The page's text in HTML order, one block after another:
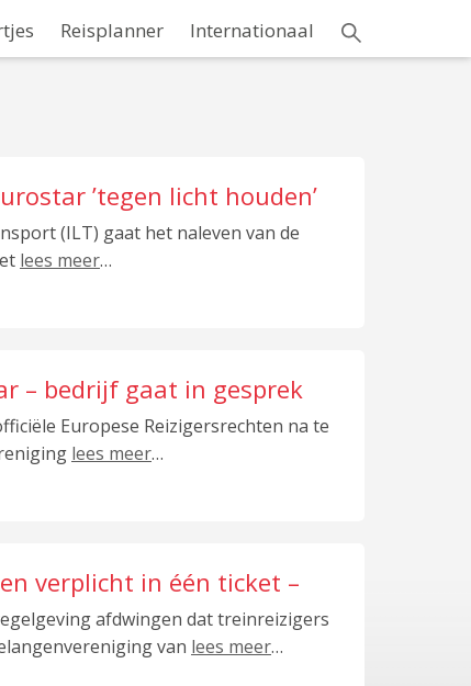
Reisplanner Internationaal
’tegen licht houden’
(ILT) gaat het naleven van de
lees meer…
– bedrijf gaat in gesprek
Europese Reizigersrechten na te
lees meer…
verplicht in één ticket –
afdwingen dat treinreizigers
van lees meer…